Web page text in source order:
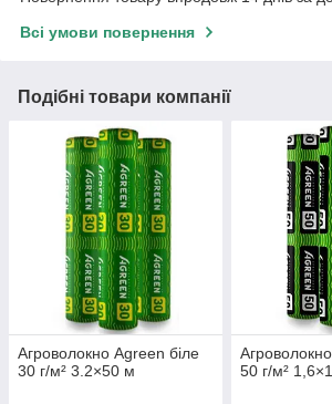
Всі умови повернення
Подібні товари компанії
Агроволокно Agreen біле
30 г/м² 3.2×50 м
50 г/м²